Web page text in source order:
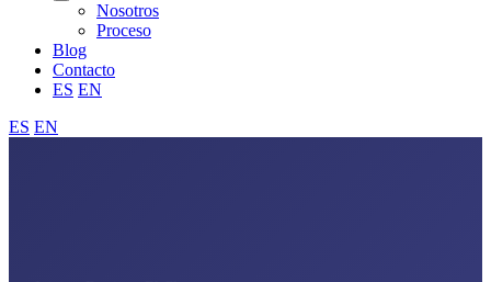
Nosotros
Proceso
Blog
Contacto
ES EN
ES EN